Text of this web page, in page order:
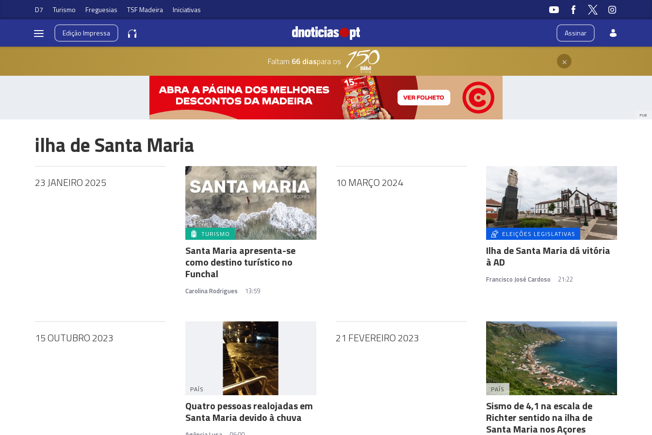
D7 Turismo Freguesias TSF Madeira Iniciativas
Assinar
EdiçãoImpressa
Faltam 66 diaspara os ×
PUB
ilha de Santa Maria
23 JANEIRO 2025
TURISMO
Santa Maria apresenta-se
como destino turístico no
Funchal
Carolina Rodrigues 13:59
10 MARÇO 2024
ELEIÇÕES LEGISLATIVAS
Ilha de Santa Maria dá vitória
à AD
Francisco José Cardoso 21:22
15 OUTUBRO 2023
PAÍS
Quatro pessoas realojadas em
Santa Maria devido à chuva
21 FEVEREIRO 2023
PAÍS
Sismo de 4,1 na escala de
Richter sentido na ilha de
Santa Maria nos Açores